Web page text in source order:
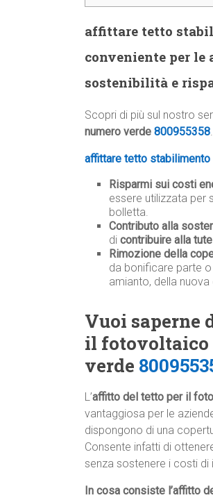
affittare tetto
conveniente per
sostenibilità e
Scopri di più sul nostro
numero verde 800955358.
affittare tetto
Risparmi sui costi
essere utilizzata per
bolletta.
Contributo alla
di contribuire alla
Rimozione della
da bonificare parte
amianto, della
Vuoi saperne
il fotovoltaico
verde
L’affitto del tetto per il
vantaggiosa per le
dispongono di una
Consente infatti di
senza sostenere i costi di
In cosa consiste l’affitto